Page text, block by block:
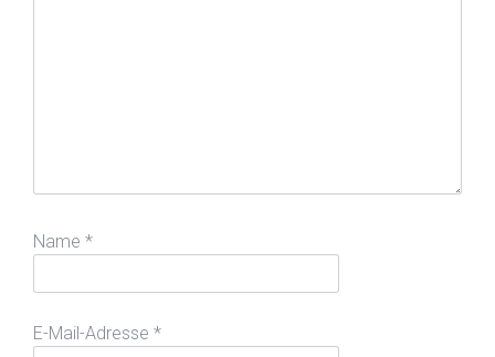
Name *
E-Mail-Adresse *